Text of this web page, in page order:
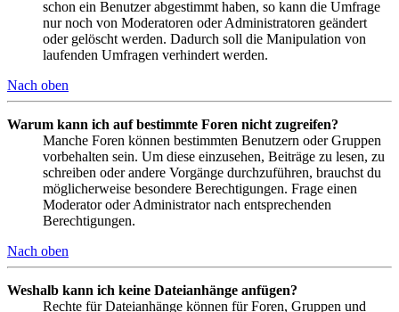
schon ein Benutzer abgestimmt haben, so kann die Umfrage
nur noch von Moderatoren oder Administratoren geändert
oder gelöscht werden. Dadurch soll die Manipulation von
laufenden Umfragen verhindert werden.
Nach oben
Warum kann ich auf bestimmte Foren nicht zugreifen?
Manche Foren können bestimmten Benutzern oder Gruppen
vorbehalten sein. Um diese einzusehen, Beiträge zu lesen, zu
schreiben oder andere Vorgänge durchzuführen, brauchst du
möglicherweise besondere Berechtigungen. Frage einen
Moderator oder Administrator nach entsprechenden
Berechtigungen.
Nach oben
Weshalb kann ich keine Dateianhänge anfügen?
Rechte für Dateianhänge können für Foren, Gruppen und